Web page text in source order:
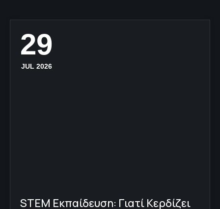
29
JUL 2026
STEM Εκπαίδευση: Γιατί Κερδίζει